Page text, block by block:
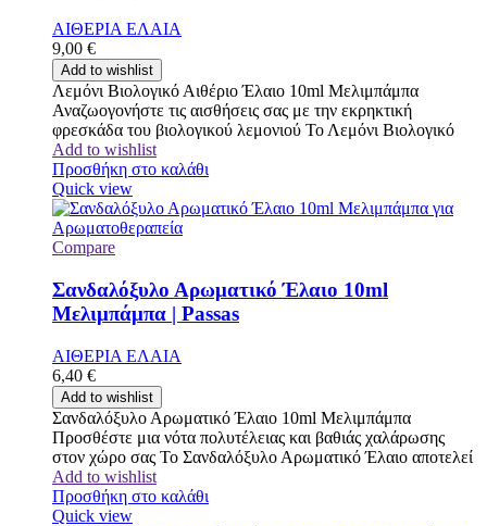
ΑΙΘΕΡΙΑ ΕΛΑΙΑ
9,00 €
Add to wishlist
Λεμόνι Βιολογικό Αιθέριο Έλαιο 10ml Μελιμπάμπα
Αναζωογονήστε τις αισθήσεις σας με την εκρηκτική
φρεσκάδα του βιολογικού λεμονιού Το Λεμόνι Βιολογικό
Add to wishlist
Προσθήκη στο καλάθι
Quick view
Compare
Σανδαλόξυλο Αρωματικό Έλαιο 10ml
Μελιμπάμπα | Passas
ΑΙΘΕΡΙΑ ΕΛΑΙΑ
6,40 €
Add to wishlist
Σανδαλόξυλο Αρωματικό Έλαιο 10ml Μελιμπάμπα
Προσθέστε μια νότα πολυτέλειας και βαθιάς χαλάρωσης
στον χώρο σας Το Σανδαλόξυλο Αρωματικό Έλαιο αποτελεί
Add to wishlist
Προσθήκη στο καλάθι
Quick view